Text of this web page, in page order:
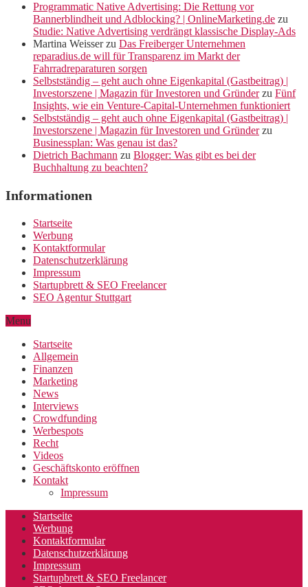
Programmatic Native Advertising: Die Rettung vor
Bannerblindheit und Adblocking? | OnlineMarketing.de zu
Studie: Native Advertising verdrängt klassische Display-Ads
Martina Weisserzu Das Freiberger Unternehmen
reparadius.de will für Transparenz im Markt der
Fahrradreparaturen sorgen
Selbstständig – geht auch ohne Eigenkapital (Gastbeitrag) |
Investorszene | Magazin für Investoren und Gründerzu Fünf
Insights, wie ein Venture-Capital-Unternehmen funktioniert
Selbstständig – geht auch ohne Eigenkapital (Gastbeitrag) |
Investorszene | Magazin für Investoren und Gründerzu
Businessplan: Was genau ist das?
Dietrich Bachmann zu Blogger: Was gibt es bei der
Buchhaltung zu beachten?
Informationen
Startseite
Werbung
Kontaktformular
Datenschutzerklärung
Impressum
Startupbrett & SEO Freelancer
SEO Agentur Stuttgart
Menu
Startseite
Allgemein
Finanzen
Marketing
News
Interviews
Crowdfunding
Werbespots
Recht
Videos
Geschäftskonto eröffnen
Kontakt
Impressum
Startseite
Werbung
Kontaktformular
Datenschutzerklärung
Impressum
Startupbrett & SEO Freelancer